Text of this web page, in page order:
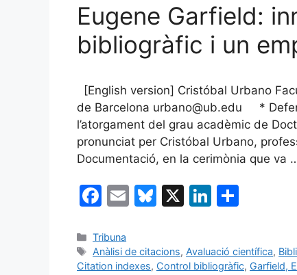
Eugene Garfield:
bibliogràfic i un
[English version] Cristóbal Urbano
de Barcelona urbano@ub.edu *
l’atorgament del grau acadèmic de
pronunciat per Cristóbal Urbano,
Documentació, en la cerimònia que va
F
c
e
E
l
Bl
s
X
Li
e p
Categories
Tribuna
Etiquetes
Anàlisi de citacions, Avaluació científica,
Citation indexes, Control bibliogràfic, Garfield,